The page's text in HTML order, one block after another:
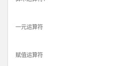
一元运算符
赋值运算符